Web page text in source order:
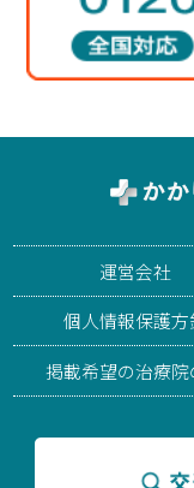
運営会社
個人情報保護方
掲載希望の治療院